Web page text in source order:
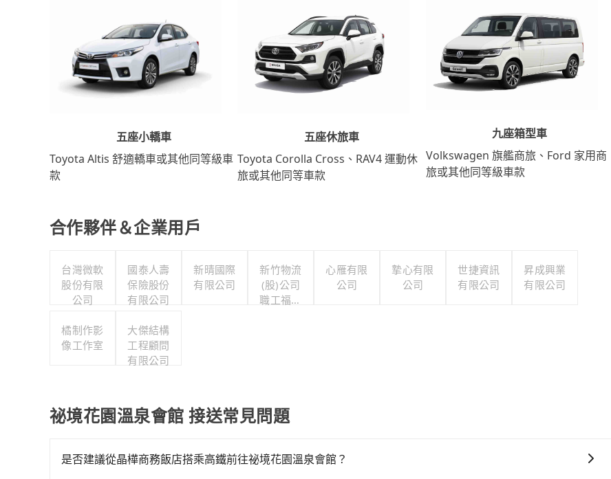
五座小轎車
Toyota Altis 舒適轎車或其他同等級車
款
五座休旅車
Toyota Corolla Cross、RAV4 運動休
旅或其他同等車款
九座箱型車
Volkswagen 旗艦商旅、Ford 家用商
旅或其他同等級車款
合作夥伴＆企業用戶
台灣微軟
股份有限
公司
國泰人壽
保險股份
有限公司
新晴國際
有限公司
新竹物流
(股)公司
職工福利
心雁有限
公司
摯心有限
公司
世捷資訊
有限公司
昇成興業
有限公司
橘制作影
像工作室
大傑結構
工程顧問
有限公司
祕境花園溫泉會館 接送常見問題
是否建議從晶樺商務飯店搭乘高鐵前往祕境花園溫泉會館？